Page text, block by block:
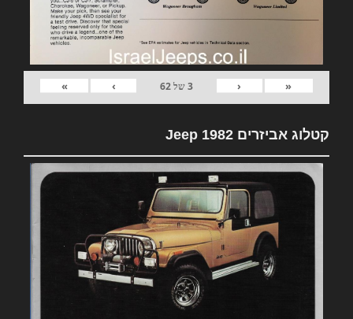
«
‹
3של62
›
»
קטלוג אביזרים 1982 Jeep